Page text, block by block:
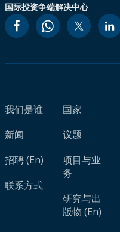
国际投资争端解决中心
我们是谁
新闻
招聘 (En)
联系方式
国家
议题
项目与业
务
研究与出
版物 (En)